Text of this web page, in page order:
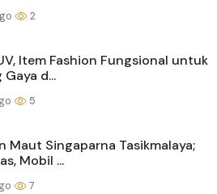
2
Item Fashion Fungsional untuk
d...
5
Maut Singaparna Tasikmalaya;
Mobil ...
7